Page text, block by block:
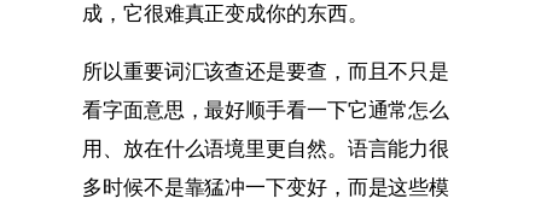
成，它很难真正变成你的东西。
所以重要词汇该查还是要查，而且不只是
看字面意思，最好顺手看一下它通常怎么
用、放在什么语境里更自然。语言能力很
多时候不是靠猛冲一下变好，而是这些模